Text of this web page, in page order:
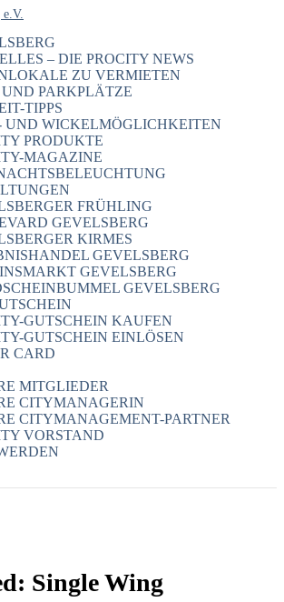
– DIE PROCITY NEWS
ZU VERMIETEN
PARKPLÄTZE
TIPPS
UND WICKELMÖGLICHKEITEN
PRODUKTE
MAGAZINE
FRÜHLING
GEVELSBERG
KIRMES
GEVELSBERG
GEVELSBERG
GEVELSBERG
GUTSCHEIN KAUFEN
GUTSCHEIN EINLÖSEN
CARD
MITGLIEDER
CITYMANAGERIN
CITYMANAGEMENT-PARTNER
VORSTAND
Single Wing